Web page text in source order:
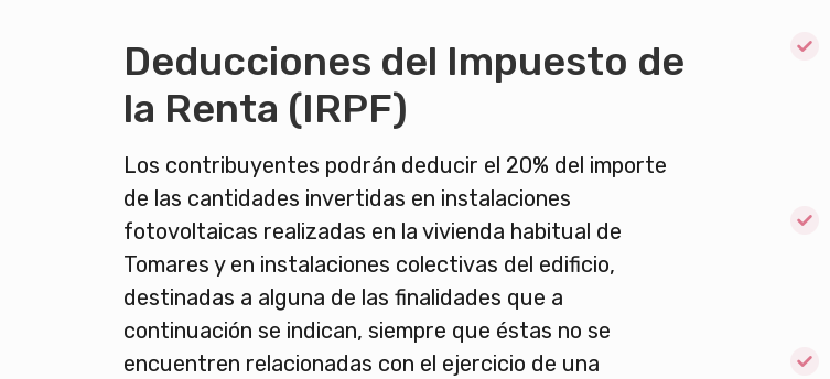
Deducciones del Impuesto de
la Renta (IRPF)
Los contribuyentes podrán deducir el 20% del importe
de las cantidades invertidas en instalaciones
fotovoltaicas realizadas en la vivienda habitual de
Tomares y en instalaciones colectivas del edificio,
destinadas a alguna de las finalidades que a
continuación se indican, siempre que éstas no se
encuentren relacionadas con el ejercicio de una